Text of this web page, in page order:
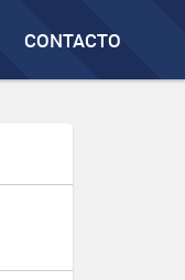
CONTACTO